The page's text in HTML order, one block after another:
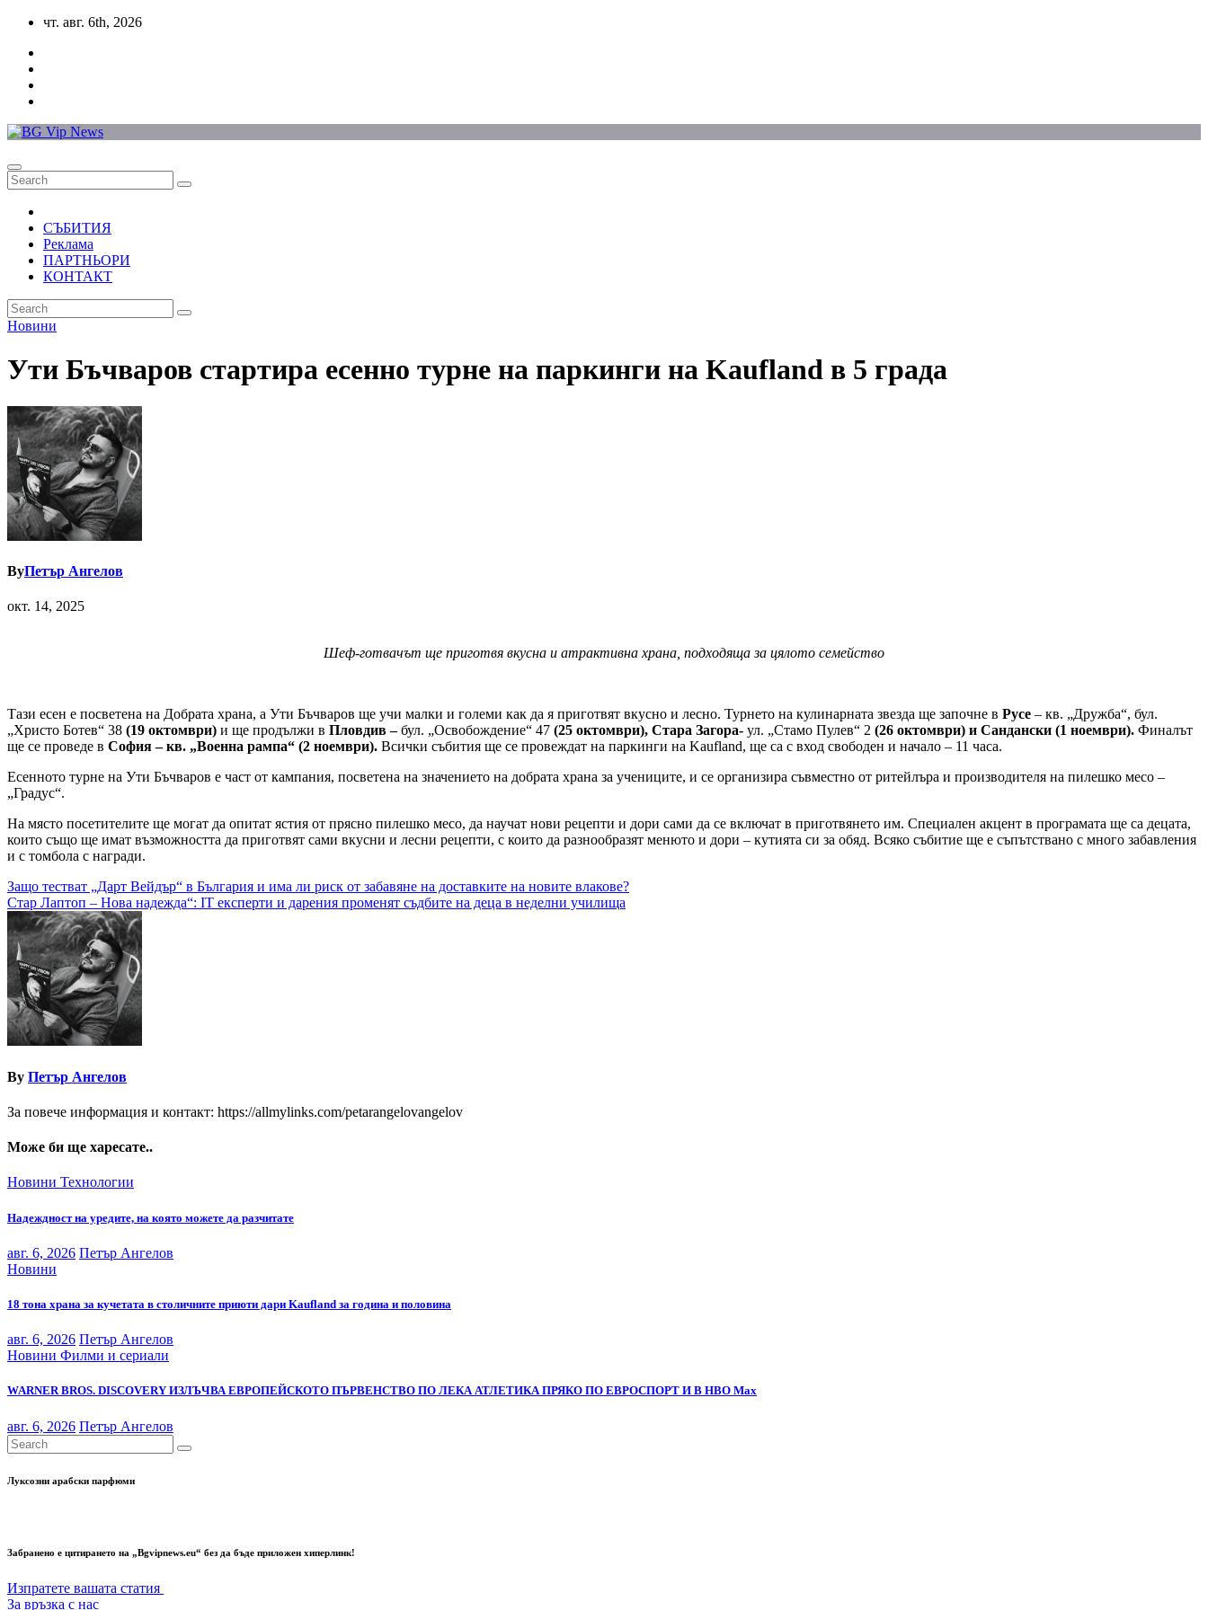
Skip
content
чт. авг. 6th, 2026
СЪБИТИЯ
Реклама
ПАРТНЬОРИ
КОНТАКТ
Новини
Ути Бъчваров стартира есенно турне на паркинги на Kaufland в 5 града
ByПетър Ангелов
окт. 14, 2025
Шеф-готвачът ще приготвя вкусна и атрактивна храна, подходяща за цялото семейство
Тази есен е посветена на Добрата храна, а Ути Бъчваров ще учи малки и големи как да я приготвят вкусно и лесно. Турнето на кулинарната звезда ще започне в Русе – кв. „Дружба“, бул.
„Христо Ботев“ 38 (19 октомври) и ще продължи в Пловдив –бул. „Освобождение“ 47 (25 октомври), Стара Загора- ул. „Стамо Пулев“ 2 (26 октомври) и Сандански (1 ноември). Финалът
ще се проведе в София – кв. „Военна рампа“ (2 ноември). Всички събития ще се провеждат на паркинги на Kaufland, ще са с вход свободен и начало – 11 часа.
Есенното турне на Ути Бъчваров е част от кампания, посветена на значението на добрата храна за учениците, и се организира съвместно от ритейлъра и производителя на пилешко месо –
„Градус“.
На място посетителите ще могат да опитат ястия от прясно пилешко месо, да научат нови рецепти и дори сами да се включат в приготвянето им. Специален акцент в програмата ще са децата,
които също ще имат възможността да приготвят сами вкусни и лесни рецепти, с които да разнообразят менюто и дори – кутията си за обяд. Всяко събитие ще е съпътствано с много забавления
и с томбола с награди.
Навигация
Защо тестват „Дарт Вейдър“ в България и има ли риск от забавяне на доставките на новите влакове?
Стар Лаптоп – Нова надежда“: IT експерти и дарения променят съдбите на деца в неделни училища
By Петър Ангелов
За повече информация и контакт: https://allmylinks.com/petarangelovangelov
Може би ще харесате..
Новини Технологии
Надеждност на уредите, на която можете да разчитате
авг. 6, 2026 Петър Ангелов
Новини
18 тона храна за кучетата в столичните приюти дари Kaufland за година и половина
авг. 6, 2026 Петър Ангелов
Новини Филми и сериали
WARNER BROS. DISCOVERY ИЗЛЪЧВА ЕВРОПЕЙСКОТО ПЪРВЕНСТВО ПО ЛЕКА АТЛЕТИКА ПРЯКО ПО ЕВРОСПОРТ И В НВО Мах
авг. 6, 2026 Петър Ангелов
Луксозни арабски парфюми
Забранено е цитирането на „Bgvipnews.eu“ без да бъде приложен хиперлинк!
Изпратете вашата статия
За връзка с нас